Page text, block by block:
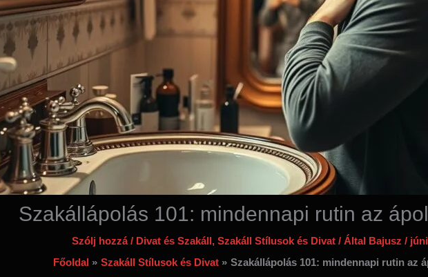
Szakállápolás 101: mindennapi rutin az
Szólj hozzá / Divat és Szakáll, Szakáll Stílusok és Divat/ Által Bajusz /
Főoldal
Szakáll Stílusok és Divat Szakállápolás 101: mindennapi rutin az